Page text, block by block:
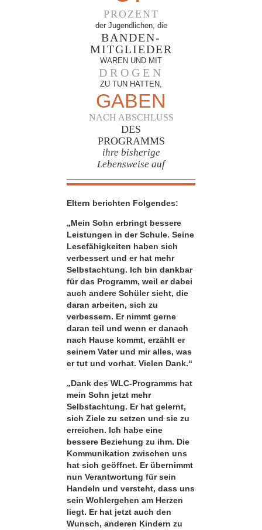
PROZENT
der Jugendlichen, die
BANDEN-
MITGLIEDER
WAREN UND MIT
DROGEN
ZU TUN HATTEN,
GABEN
NACH ABSCHLUSS
DES
PROGRAMMS
ihre bisherige
Lebensweise auf
Eltern berichten Folgendes:
„Mein Sohn erbringt bessere
Leistungen in der Schule. Seine
Lesefähigkeiten haben sich
verbessert und er hat mehr
Selbstachtung. Ich bin dankbar
für das Programm, weil er dabei
auch andere Schüler sieht, die
daran arbeiten, sich zu
verbessern. Er nimmt gerne
daran teil und wenn er danach
nach Hause kommt, erzählt er
seinem Vater und mir alles, was
er tut und vorhat. Vielen Dank.“
„Dank des WLC-Programms hat
mein Sohn jetzt mehr
Selbstachtung. Er hat gelernt,
sich Ziele zu setzen und sie zu
erreichen. Ich habe eine
bessere Beziehung zu ihm. Die
Kommunikation zwischen uns
hat sich geöffnet. Er übernimmt
nun Verantwortung für sein
Handeln und versteht, dass uns
sein Wohlergehen am Herzen
liegt. Er hat jetzt auch den
Wunsch, anderen Kindern zu